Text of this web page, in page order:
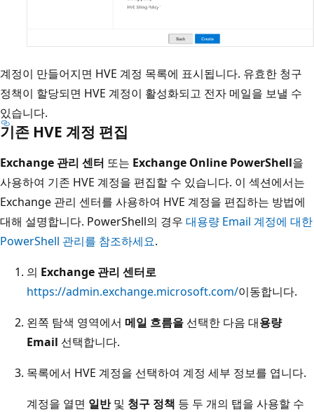
계정이 만들어지면 HVE 계정 목록에 표시됩니다. 유효한 청구
정책이 할당되면 HVE 계정이 활성화되고 전자 메일을 보낼 수
있습니다.
기존 HVE 계정 편집
Exchange 관리 센터 또는 Exchange Online PowerShell을
사용하여 기존 HVE 계정을 편집할 수 있습니다. 이 섹션에서는
Exchange 관리 센터를 사용하여 HVE 계정을 편집하는 방법에
대해 설명합니다. PowerShell의 경우 대용량 Email 계정에 대한
PowerShell 관리를 참조하세요.
의 Exchange 관리 센터로
https://admin.exchange.microsoft.com/이동합니다.
왼쪽 탐색 영역에서 메일 흐름을 선택한 다음 대용량
Email 선택합니다.
목록에서 HVE 계정을 선택하여 계정 세부 정보를 엽니다.
계정을 열면 일반및 청구 정책 등 두 개의 탭을 사용할 수